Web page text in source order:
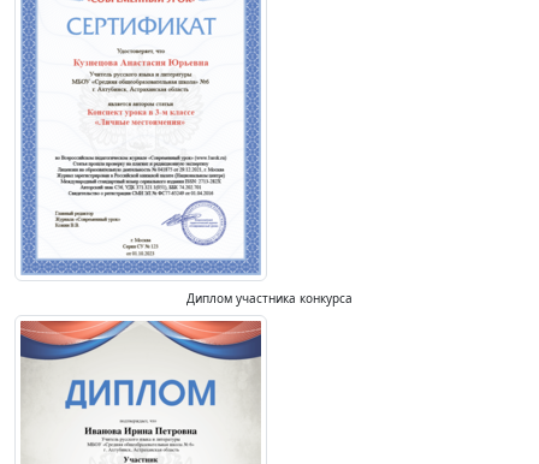
Диплом участника конкурса